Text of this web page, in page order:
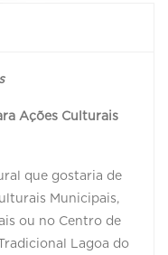
Ações Culturais
que gostaria de
Municipais,
ou no Centro de
Lagoa do